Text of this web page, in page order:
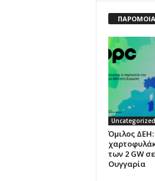
Uncategorized
Όμιλος
των 2 GW
Ουγγαρία